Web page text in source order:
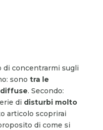
di concentrarmi sugli
sono tra le
. Secondo:
di disturbi molto
articolo scoprirai
di come si